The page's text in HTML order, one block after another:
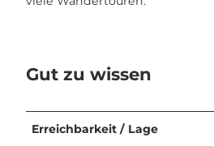
Gut zu wissen
Erreichbarkeit / Lage